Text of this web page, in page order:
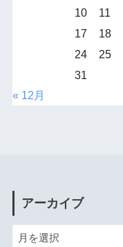
10
11
17
18
24
25
31
« 12月
アーカイブ